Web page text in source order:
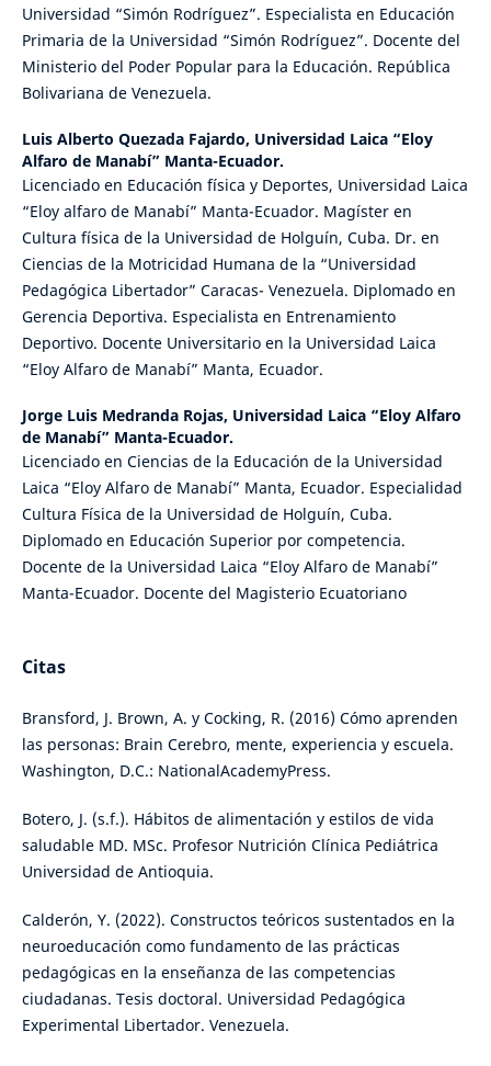
Universidad “Simón Rodríguez”. Especialista en Educación
Primaria de la Universidad “Simón Rodríguez”. Docente del
Ministerio del Poder Popular para la Educación. República
Bolivariana de Venezuela.
Luis Alberto Quezada Fajardo, Universidad Laica “Eloy
Alfaro de Manabí” Manta-Ecuador.
Licenciado en Educación física y Deportes, Universidad Laica
“Eloy alfaro de Manabí” Manta-Ecuador. Magíster en
Cultura física de la Universidad de Holguín, Cuba. Dr. en
Ciencias de la Motricidad Humana de la “Universidad
Pedagógica Libertador” Caracas- Venezuela. Diplomado en
Gerencia Deportiva. Especialista en Entrenamiento
Deportivo. Docente Universitario en la Universidad Laica
“Eloy Alfaro de Manabí” Manta, Ecuador.
Jorge Luis Medranda Rojas, Universidad Laica “Eloy Alfaro
de Manabí” Manta-Ecuador.
Licenciado en Ciencias de la Educación de la Universidad
Laica “Eloy Alfaro de Manabí” Manta, Ecuador. Especialidad
Cultura Física de la Universidad de Holguín, Cuba.
Diplomado en Educación Superior por competencia.
Docente de la Universidad Laica “Eloy Alfaro de Manabí”
Manta-Ecuador. Docente del Magisterio Ecuatoriano
Citas
Bransford, J. Brown, A. y Cocking, R. (2016) Cómo aprenden
las personas: Brain Cerebro, mente, experiencia y escuela.
Washington, D.C.: NationalAcademyPress.
Botero, J. (s.f.). Hábitos de alimentación y estilos de vida
saludable MD. MSc. Profesor Nutrición Clínica Pediátrica
Universidad de Antioquia.
Calderón, Y. (2022). Constructos teóricos sustentados en la
neuroeducación como fundamento de las prácticas
pedagógicas en la enseñanza de las competencias
ciudadanas. Tesis doctoral. Universidad Pedagógica
Experimental Libertador. Venezuela.